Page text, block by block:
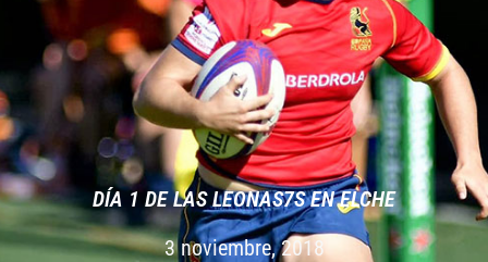
DÍ­A 1 DE LAS LEONAS7S EN ELCHE
3 noviembre, 2018